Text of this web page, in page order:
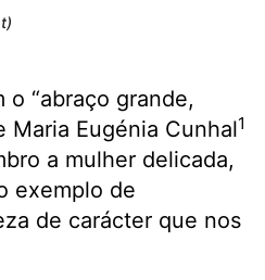
“abraço grande,
Maria Eugénia Cunhal1
a mulher delicada,
exemplo de
de carácter que nos